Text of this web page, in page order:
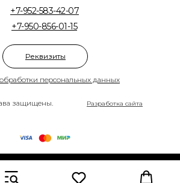
защищены.
персональных данных
+7-950-856-01-15
+7-952-583-42-07
Разработка сайта
Реквизиты
Made on Tilda